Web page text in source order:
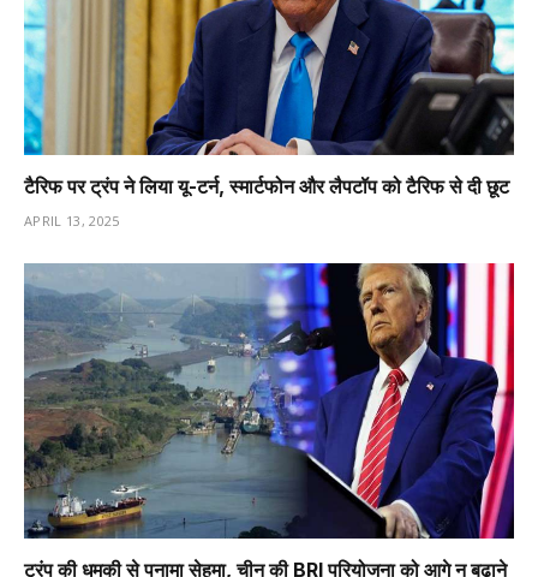
टैरिफ पर ट्रंप ने लिया यू-टर्न, स्मार्टफोन और लैपटॉप को टैरिफ से दी छूट
APRIL 13, 2025
ट्रंप की धमकी से पनामा सेहमा, चीन की BRI परियोजना को आगे न बढ़ाने